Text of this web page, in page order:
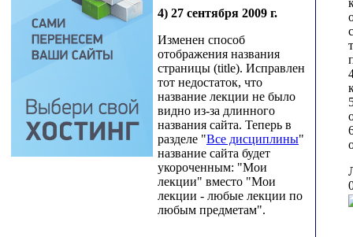
4) 27 сентября 2009 г.
Изменен способ
отображения названия
страницы (title). Исправлен
тот недостаток, что
название лекции не было
видно из-за длинного
названия сайта. Теперь в
разделе "Все дисциплины"
название сайта будет
укороченным: "Мои
лекции" вместо "Мои
лекции - любые лекции по
любым предметам".